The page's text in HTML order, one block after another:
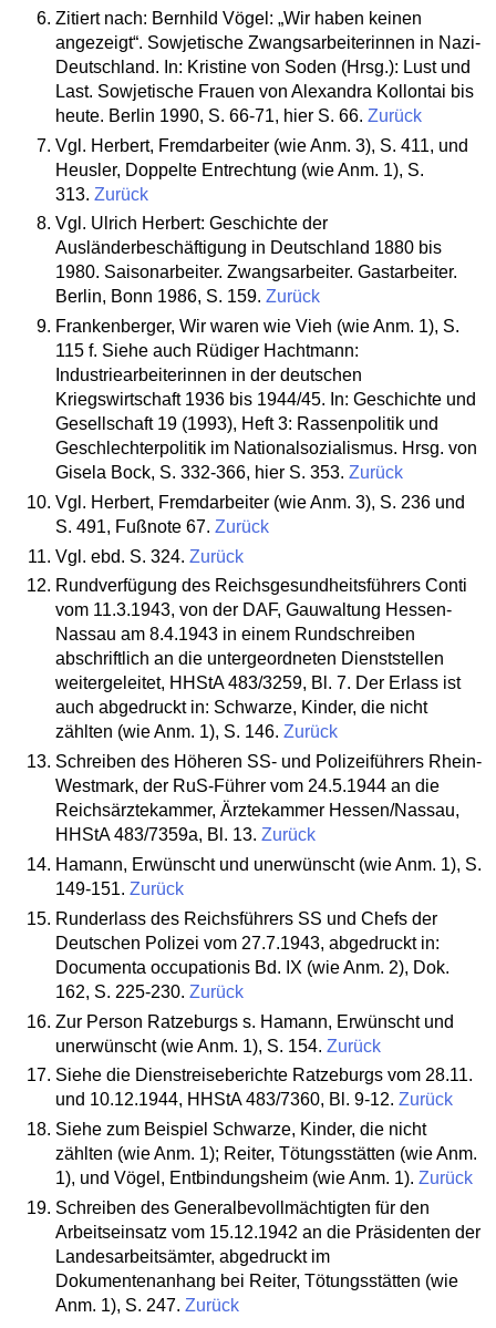
Zitiert nach: Bernhild Vögel: „Wir haben keinen
angezeigt“. Sowjetische Zwangsarbeiterinnen in Nazi-
Deutschland. In: Kristine von Soden (Hrsg.): Lust und
Last. Sowjetische Frauen von Alexandra Kollontai bis
heute. Berlin 1990, S. 66-71, hier S. 66. Zurück
Vgl. Herbert, Fremdarbeiter (wie Anm. 3), S. 411, und
Heusler, Doppelte Entrechtung (wie Anm. 1), S.
313. Zurück
Vgl. Ulrich Herbert: Geschichte der
Ausländerbeschäftigung in Deutschland 1880 bis
1980. Saisonarbeiter. Zwangsarbeiter. Gastarbeiter.
Berlin, Bonn 1986, S. 159. Zurück
Frankenberger, Wir waren wie Vieh (wie Anm. 1), S.
115 f. Siehe auch Rüdiger Hachtmann:
Industriearbeiterinnen in der deutschen
Kriegswirtschaft 1936 bis 1944/45. In: Geschichte und
Gesellschaft 19 (1993), Heft 3: Rassenpolitik und
Geschlechterpolitik im Nationalsozialismus. Hrsg. von
Gisela Bock, S. 332-366, hier S. 353. Zurück
Vgl. Herbert, Fremdarbeiter (wie Anm. 3), S. 236 und
S. 491, Fußnote 67. Zurück
Vgl. ebd. S. 324. Zurück
Rundverfügung des Reichsgesundheitsführers Conti
vom 11.3.1943, von der DAF, Gauwaltung Hessen-
Nassau am 8.4.1943 in einem Rundschreiben
abschriftlich an die untergeordneten Dienststellen
weitergeleitet, HHStA 483/3259, Bl. 7. Der Erlass ist
auch abgedruckt in: Schwarze, Kinder, die nicht
zählten (wie Anm. 1), S. 146. Zurück
Schreiben des Höheren SS- und Polizeiführers Rhein-
Westmark, der RuS-Führer vom 24.5.1944 an die
Reichsärztekammer, Ärztekammer Hessen/Nassau,
HHStA 483/7359a, Bl. 13. Zurück
Hamann, Erwünscht und unerwünscht (wie Anm. 1), S.
149-151. Zurück
Runderlass des Reichsführers SS und Chefs der
Deutschen Polizei vom 27.7.1943, abgedruckt in:
Documenta occupationis Bd. IX (wie Anm. 2), Dok.
162, S. 225-230. Zurück
Zur Person Ratzeburgs s. Hamann, Erwünscht und
unerwünscht (wie Anm. 1), S. 154. Zurück
Siehe die Dienstreiseberichte Ratzeburgs vom 28.11.
und 10.12.1944, HHStA 483/7360, Bl. 9-12. Zurück
Siehe zum Beispiel Schwarze, Kinder, die nicht
zählten (wie Anm. 1); Reiter, Tötungs­stätten (wie Anm.
1), und Vögel, Entbindungsheim (wie Anm. 1). Zurück
Schreiben des Generalbevollmächtigten für den
Arbeitseinsatz vom 15.12.1942 an die Präsidenten der
Landesarbeitsämter, abgedruckt im
Dokumentenanhang bei Reiter, Tötungsstätten (wie
Anm. 1), S. 247. Zurück